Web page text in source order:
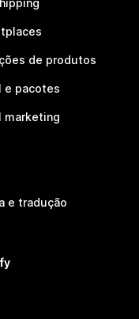
de produtos
e pacotes
marketing
e tradução